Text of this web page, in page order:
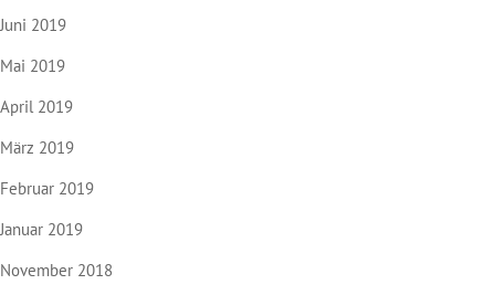
Juni 2019
Mai 2019
April 2019
März 2019
Februar 2019
Januar 2019
November 2018